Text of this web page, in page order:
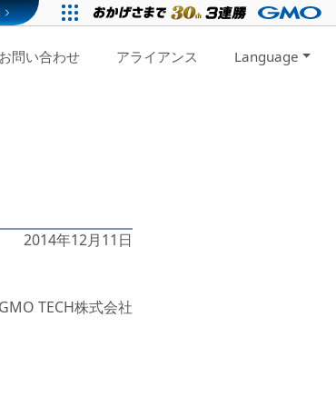
お問い合わせ アライアンス Language
2014年12月11日
GMO TECH株式会社